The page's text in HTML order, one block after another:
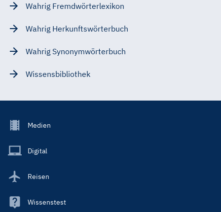
Wahrig Fremdwörterlexikon
Wahrig Herkunftswörterbuch
Wahrig Synonymwörterbuch
Wissensbibliothek
Footer
Main
Medien
Digital
Reisen
Wissenstest